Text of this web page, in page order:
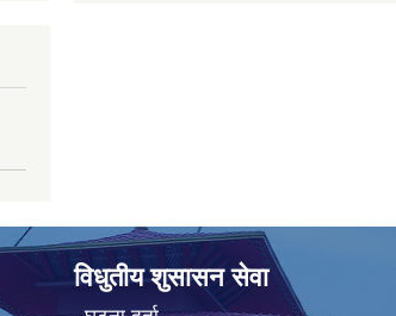
विधुतीय शुसासन सेवा